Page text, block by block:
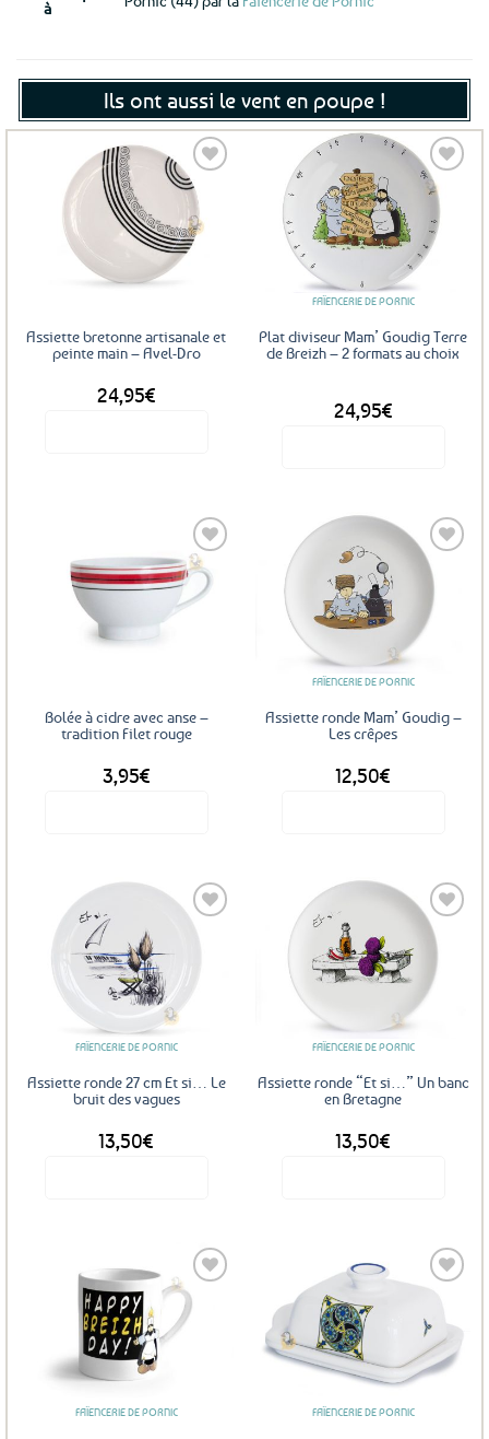
à
Ils ont aussi le vent en poupe !
Ajouter
aux
favoris
Assiette bretonne artisanale et
peinte main – Avel-Dro
24,95€
Ajouter
aux
favoris
FAÏENCERIE DE PORNIC
Plat diviseur Mam’ Goudig Terre
de Breizh – 2 formats au choix
24,95€
plusieurs
variations.
options
peuvent
sur
Ajouter
Bolée à cidre avec anse –
tradition Filet rouge
3,95€
Ajouter
aux
favoris
FAÏENCERIE DE PORNIC
Assiette ronde Mam’ Goudig –
Les crêpes
12,50€
favoris
FAÏENCERIE DE PORNIC
Assiette ronde 27 cm Et si… Le
bruit des vagues
13,50€
Ajouter
aux
favoris
FAÏENCERIE DE PORNIC
Assiette ronde “Et si…” Un banc
en Bretagne
13,50€
FAÏENCERIE DE PORNIC
Ajouter
aux
favoris
FAÏENCERIE DE PORNIC